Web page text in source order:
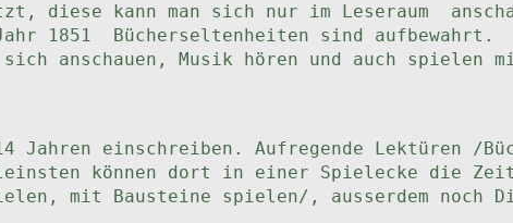
diese kann man sich nur im Leseraum
1851 Bücherseltenheiten sind aufbewahrt.
anschauen, Musik hören und auch spielen
einschreiben. Aufregende Lektüren /
können dort in einer Spielecke die
mit Bausteine spielen/, ausserdem noch